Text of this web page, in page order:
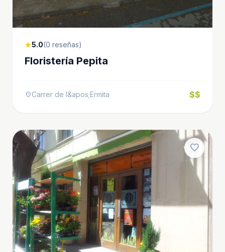
star5.0(0 reseñas)
Floristería Pepita
location_onCarrer de l&apos;Ermita $$
favorite